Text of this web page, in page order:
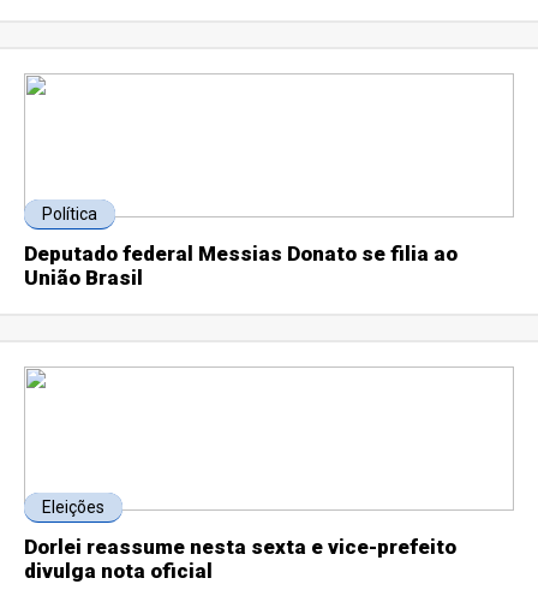
Política
Deputado federal Messias Donato se filia ao
União Brasil
Eleições
Dorlei reassume nesta sexta e vice-prefeito
divulga nota oficial